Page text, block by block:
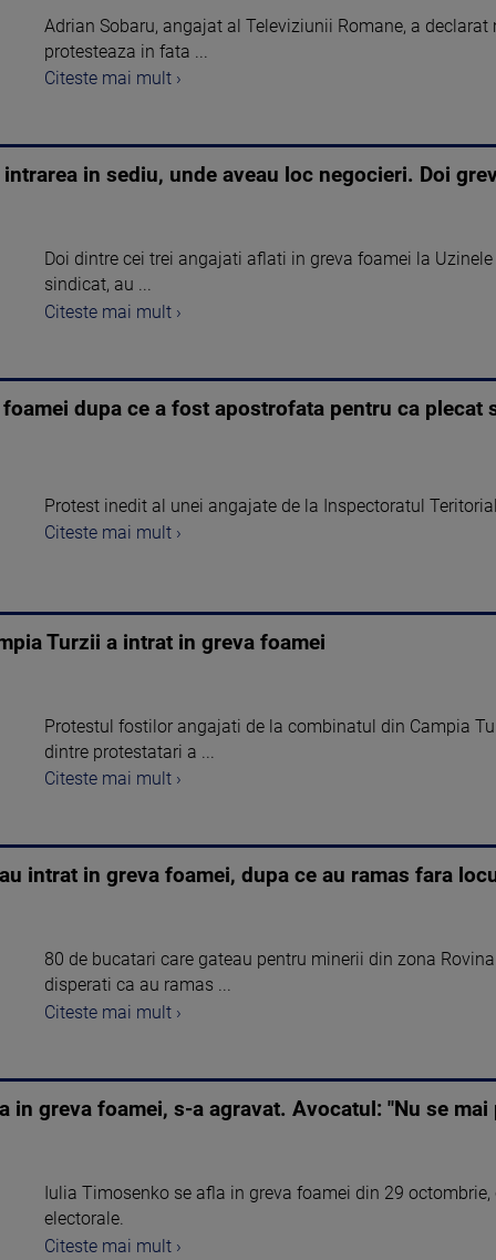
Adrian Sobaru, angajat al Televiziunii Romane, a
protesteaza in fata ...
Citeste mai mult ›
in sediu, unde aveau loc negocieri. Doi
Doi dintre cei trei angajati aflati in greva foamei la
sindicat, au ...
Citeste mai mult ›
dupa ce a fost apostrofata pentru ca plecat
Protest inedit al unei angajate de la Inspectoratul
Citeste mai mult ›
Turzii a intrat in greva foamei
Protestul fostilor angajati de la combinatul din Campia
dintre protestatari a ...
Citeste mai mult ›
intrat in greva foamei, dupa ce au ramas fara
80 de bucatari care gateau pentru minerii din zona
disperati ca au ramas ...
Citeste mai mult ›
in greva foamei, s-a agravat. Avocatul: "Nu se mai
Iulia Timosenko se afla in greva foamei din 29
electorale.
Citeste mai mult ›